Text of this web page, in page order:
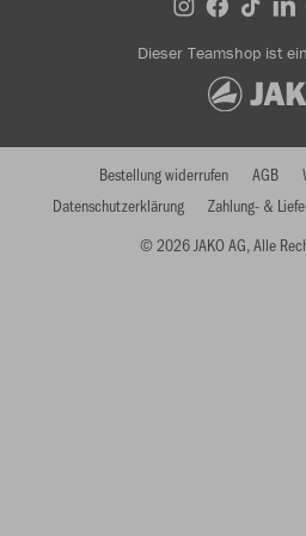
Dieser Teamshop ist
© 2026 JAKO AG, Alle
Bestellung widerrufen AGB
Datenschutzerklärung
Zahlung- &